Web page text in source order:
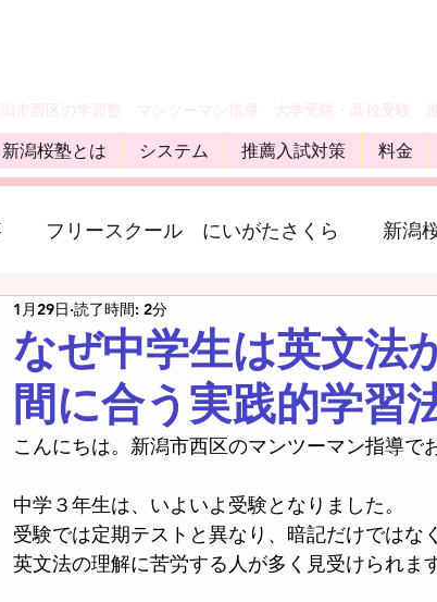
市西区の学習塾 マンツーマン指導 大学受験・高校受験
新潟桜塾とは システム 推薦入試対策 料金
フリースクール にいがたさくら 新潟
なぜ中学生は英文法
間に合う実践的学習
1月29日 読了時間: 2分
こんにちは。新潟市西区のマンツーマン指導で
中学３年生は、いよいよ受験となりました。
受験では定期テストと異なり、暗記だけではな
英文法の理解に苦労する人が多く見受けられます